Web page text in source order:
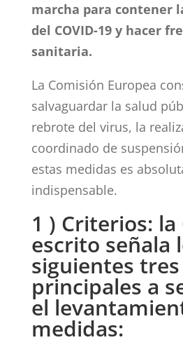
marcha para contener
del COVID-19 y hacer
sanitaria.
La Comisión Europea
salvaguardar la salud
rebrote del virus, la
coordinado de
estas medidas es
indispensable.
1 ) Criterios: la
escrito señala
siguientes
principales a
el
medidas: